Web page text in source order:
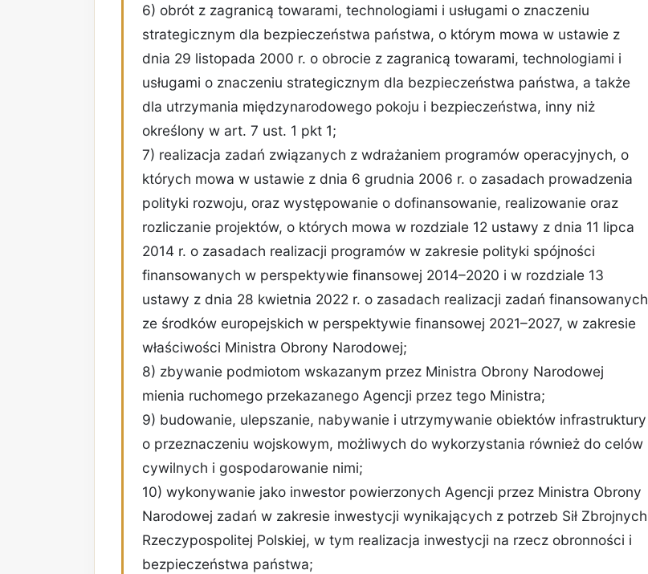
6) obrót z zagranicą towarami, technologiami i usługami o znaczeniu
strategicznym dla bezpieczeństwa państwa, o którym mowa w ustawie z
dnia 29 listopada 2000 r. o obrocie z zagranicą towarami, technologiami i
usługami o znaczeniu strategicznym dla bezpieczeństwa państwa, a także
dla utrzymania międzynarodowego pokoju i bezpieczeństwa, inny niż
określony w art. 7 ust. 1 pkt 1;
7) realizacja zadań związanych z wdrażaniem programów operacyjnych, o
których mowa w ustawie z dnia 6 grudnia 2006 r. o zasadach prowadzenia
polityki rozwoju, oraz występowanie o dofinansowanie, realizowanie oraz
rozliczanie projektów, o których mowa w rozdziale 12 ustawy z dnia 11 lipca
2014 r. o zasadach realizacji programów w zakresie polityki spójności
finansowanych w perspektywie finansowej 2014–2020 i w rozdziale 13
ustawy z dnia 28 kwietnia 2022 r. o zasadach realizacji zadań finansowanych
ze środków europejskich w perspektywie finansowej 2021–2027, w zakresie
właściwości Ministra Obrony Narodowej;
8) zbywanie podmiotom wskazanym przez Ministra Obrony Narodowej
mienia ruchomego przekazanego Agencji przez tego Ministra;
9) budowanie, ulepszanie, nabywanie i utrzymywanie obiektów infrastruktury
o przeznaczeniu wojskowym, możliwych do wykorzystania również do celów
cywilnych i gospodarowanie nimi;
10) wykonywanie jako inwestor powierzonych Agencji przez Ministra Obrony
Narodowej zadań w zakresie inwestycji wynikających z potrzeb Sił Zbrojnych
Rzeczypospolitej Polskiej, w tym realizacja inwestycji na rzecz obronności i
bezpieczeństwa państwa;